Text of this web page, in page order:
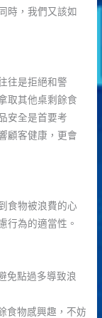
時，我們又該如
往是拒絕和警
取其他桌剩餘食
安全是首要考
顧客健康，更會
食物被浪費的心
行為的適當性。
免點過多導致浪
食物感興趣，不妨